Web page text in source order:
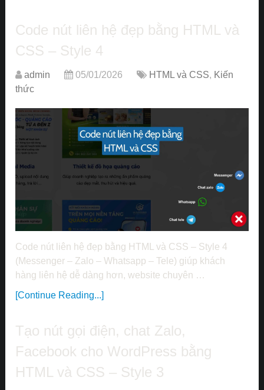
Code nút liên hệ đẹp bằng HTML và
CSS – Style 4
admin 05/01/2026 HTML và CSS, Kiến
thức
Code nút liên hệ đẹp bằng HTML và CSS – Style 4
(Messenger – Zalo – Whatsapp – Tele) giúp khách
hàng liên hệ dễ dàng hơn, website chuyên …
[Continue Reading...]
Tạo nút gọi điện, chat Zalo,
Facebook cho WordPress bằng
HTML và CSS – Style 3